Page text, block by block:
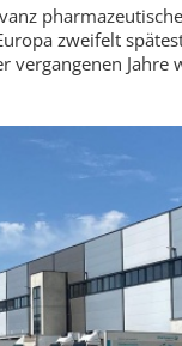
zweifelt
vergangenen Jahre